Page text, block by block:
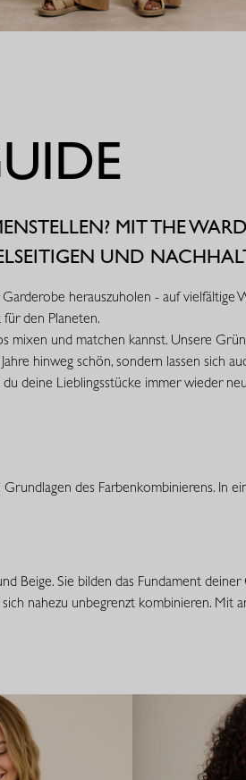
MIT THE
UND
herauszuholen - auf vielfältige
den Planeten.
mixen und matchen kannst. Unsere
hinweg schön, sondern lassen
deine Lieblingsstücke immer wieder
des Farbenkombinierens. In
Beige. Sie bilden das Fundament
nahezu unbegrenzt kombinieren.